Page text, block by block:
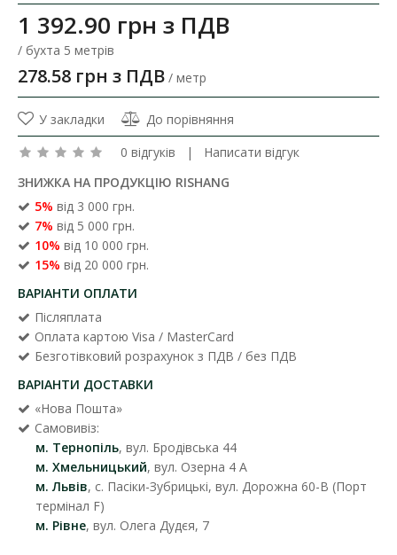
1 392.90 грн з ПДВ
/ бухта 5 метрів
278.58 грн з ПДВ / метр
У закладки
До порівняння
0 відгуків | Написати відгук
ЗНИЖКА НА ПРОДУКЦІЮ RISHANG
5% від 3 000 грн.
7% від 5 000 грн.
10% від 10 000 грн.
15% від 20 000 грн.
ВАРІАНТИ ОПЛАТИ
Післяплата
Оплата картою Visa / MasterCard
Безготівковий розрахунок з ПДВ / без ПДВ
ВАРІАНТИ ДОСТАВКИ
«Нова Пошта»
Самовивіз:
м. Тернопіль, вул. Бродівська 44
м. Хмельницький, вул. Озерна 4 А
м. Львів, с. Пасіки-Зубрицькі, вул. Дорожна 60-В (Порт
термінал F)
м. Рівне, вул. Олега Дудєя, 7